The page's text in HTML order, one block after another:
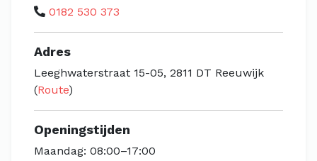
0182 530 373
Adres
Leeghwaterstraat 15-05, 2811 DT Reeuwijk
(Route)
Openingstijden
Maandag: 08:00–17:00